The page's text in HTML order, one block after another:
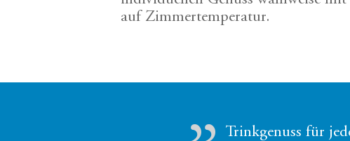
auf Zimmertemperatur.
Trinkgenuss für